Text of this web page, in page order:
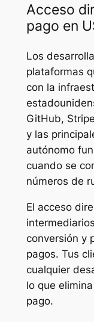
Acceso
pago en
Los
plataformas
con la
GitHub,
y las
autónomo
cuando se
números de
El acceso
conversión y
pagos. Tus
cualquier
lo que
pago.